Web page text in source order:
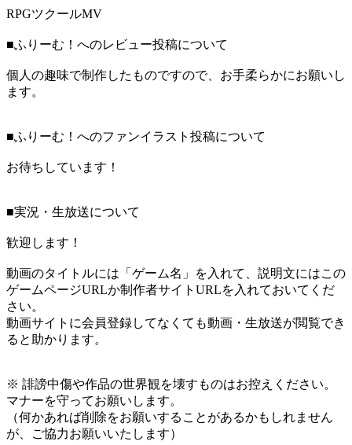
RPGツクールMV
■ふりーむ！へのレビュー投稿について
個人の趣味で制作したものですので、お手柔らかにお願いし
ます。
■ふりーむ！へのファンイラスト投稿について
お待ちしています！
■実況・生放送について
歓迎します！
動画のタイトルには「ゲーム名」を入れて、説明文にはこの
ゲームページURLか制作者サイトURLを入れておいてくだ
さい。
動画サイトに会員登録してなくても動画・生放送が閲覧でき
ると助かります。
※ 誹謗中傷や作品の世界観を壊すものはお控えください。
マナーを守ってお願いします。
（何かあれば削除をお願いすることがあるかもしれません
が、ご協力お願いいたします）